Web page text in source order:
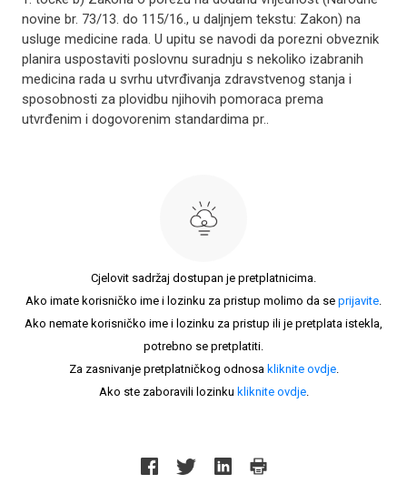
novine br. 73/13. do 115/16., u daljnjem tekstu: Zakon) na
usluge medicine rada. U upitu se navodi da porezni obveznik
planira uspostaviti poslovnu suradnju s nekoliko izabranih
medicina rada u svrhu utvrđivanja zdravstvenog stanja i
sposobnosti za plovidbu njihovih pomoraca prema
utvrđenim i dogovorenim standardima pr..
Cjelovit sadržaj dostupan je pretplatnicima.
Ako imate korisničko ime i lozinku za pristup molimo da se prijavite.
Ako nemate korisničko ime i lozinku za pristup ili je pretplata istekla,
potrebno se pretplatiti.
Za zasnivanje pretplatničkog odnosa kliknite ovdje.
Ako ste zaboravili lozinku kliknite ovdje.